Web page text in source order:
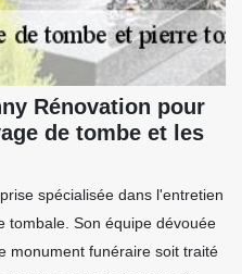
Rénovation pour
de tombe et les
spécialisée dans l'entretien
tombale. Son équipe dévouée
monument funéraire soit traité